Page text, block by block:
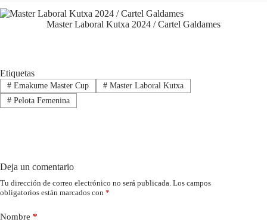
Master Laboral Kutxa 2024 / Cartel Galdames
Etiquetas
#Emakume Master Cup #Master Laboral Kutxa
#Pelota Femenina
Deja un comentario
Tu dirección de correo electrónico no será publicada. Los campos
obligatorios están marcados con *
Nombre *